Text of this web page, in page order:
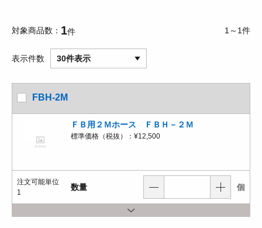
対象商品数 1件 1～1件
表示件数 30件表示
FBH-2M
ＦＢ用２Ｍホース ＦＢＨ－２Ｍ
標準価格（税抜）： ¥12,500
注文可能単位
1
数量 個